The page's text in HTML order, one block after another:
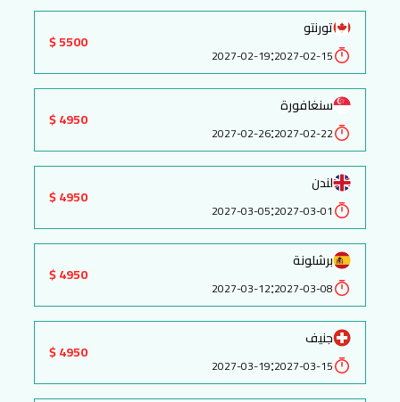
تورنتو
2027-02-15
:
2027-02-19
5500 $
سنغافورة
2027-02-22
:
2027-02-26
4950 $
لندن
2027-03-01
:
2027-03-05
4950 $
برشلونة
2027-03-08
:
2027-03-12
4950 $
جنيف
2027-03-15
:
2027-03-19
4950 $